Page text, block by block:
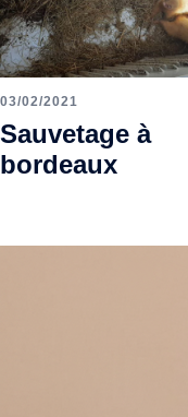
03/02/2021
Sauvetage à
bordeaux